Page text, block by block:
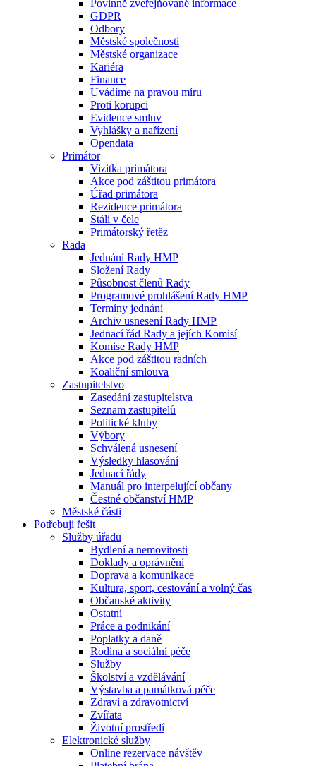
Povinně zveřejňované informace
GDPR
Odbory
Městské společnosti
Městské organizace
Kariéra
Finance
Uvádíme na pravou míru
Proti korupci
Evidence smluv
Vyhlášky a nařízení
Opendata
Primátor
Vizitka primátora
Akce pod záštitou primátora
Úřad primátora
Rezidence primátora
Stáli v čele
Primátorský řetěz
Rada
Jednání Rady HMP
Složení Rady
Působnost členů Rady
Programové prohlášení Rady HMP
Termíny jednání
Archiv usnesení Rady HMP
Jednací řád Rady a jejích Komisí
Komise Rady HMP
Akce pod záštitou radních
Koaliční smlouva
Zastupitelstvo
Zasedání zastupitelstva
Seznam zastupitelů
Politické kluby
Výbory
Schválená usnesení
Výsledky hlasování
Jednací řády
Manuál pro interpelující občany
Čestné občanství HMP
Městské části
Potřebuji řešit
Služby úřadu
Bydlení a nemovitosti
Doklady a oprávnění
Doprava a komunikace
Kultura, sport, cestování a volný čas
Občanské aktivity
Ostatní
Práce a podnikání
Poplatky a daně
Rodina a sociální péče
Služby
Školství a vzdělávání
Výstavba a památková péče
Zdraví a zdravotnictví
Zvířata
Životní prostředí
Elektronické služby
Online rezervace návštěv